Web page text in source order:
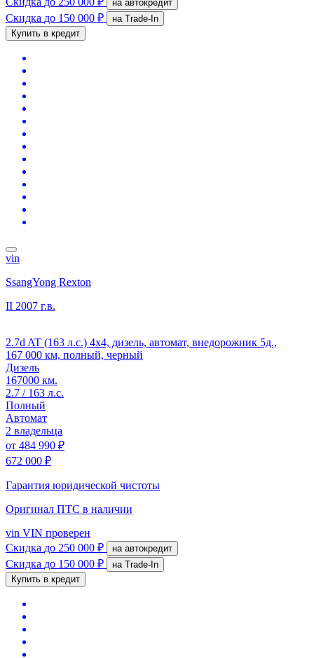
на автокредит
Скидка до 150 000 ₽
на Trade-In
Купить в кредит
vin
SsangYong Rexton
II 2007 г.в.
2.7d AT (163 л.с.) 4x4, дизель, автомат, внедорожник 5д.,
167 000 км, полный, черный
Дизель
167000 км.
2.7 / 163 л.с.
Полный
Автомат
2 владельца
от 484 990 ₽
672 000 ₽
Гарантия юридической чистоты
Оригинал ПТС в наличии
vin VIN проверен
Скидка до 250 000 ₽ на автокредит
Скидка до 150 000 ₽
на Trade-In
Купить в кредит